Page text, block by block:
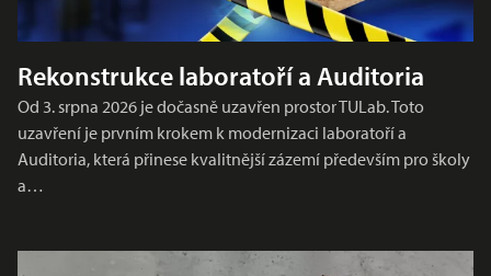
Rekonstrukce laboratoří a Auditoria
Od 3. srpna 2026 je dočasně uzavřen prostor TULab. Toto
uzavření je prvním krokem k modernizaci laboratoří a
Auditoria, která přinese kvalitnější zázemí především pro školy
a…